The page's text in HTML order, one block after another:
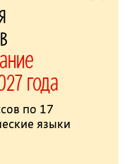
года
по 17
языки